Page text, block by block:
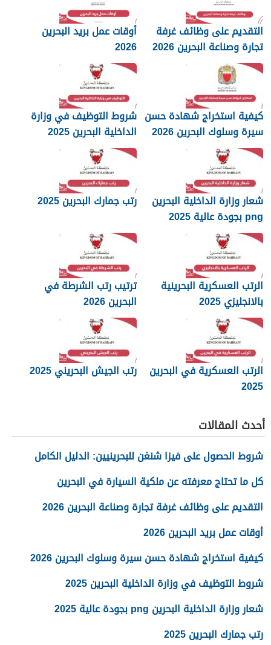
التقديم على وظائف غرفة
تجارة وصناعة البحرين 2026
أوقات عمل بريد البحرين
2026
كيفية استخراج شهادة حسن
سيرة وسلوك البحرين 2026
شروط التوظيف في وزارة
الداخلية البحرين 2025
شعار وزارة الداخلية البحرين
png بجودة عالية 2025
رتب جمارك البحرين 2025
الرتب العسكرية البحرينية
بالانجليزي 2025
ترتيب رتب الشرطة في
البحرين 2026
الرتب العسكرية في البحرين
2025
رتب الجيش البحريني 2025
أحدث المقالات
شروط الحصول على فيزا شنغن للبحرينيين: الدليل الكامل
كل ما تحتاج معرفته عن ملكية السيارة في البحرين
التقديم على وظائف غرفة تجارة وصناعة البحرين 2026
أوقات عمل بريد البحرين 2026
كيفية استخراج شهادة حسن سيرة وسلوك البحرين 2026
شروط التوظيف في وزارة الداخلية البحرين 2025
شعار وزارة الداخلية البحرين png بجودة عالية 2025
رتب جمارك البحرين 2025